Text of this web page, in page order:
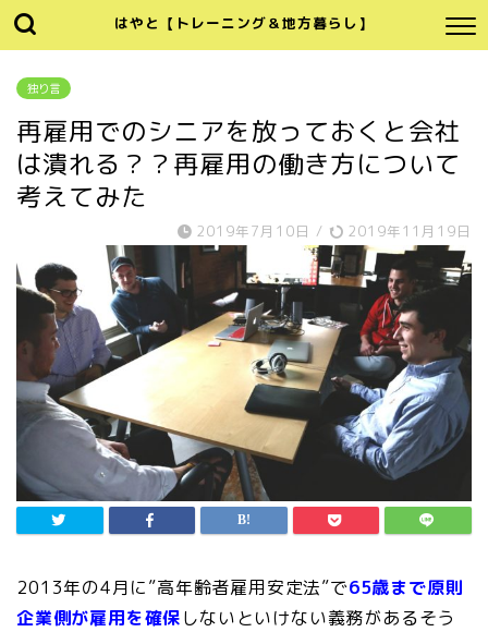
はやと【トレーニング＆地方暮らし】
独り言
再雇用でのシニアを放っておくと会社
は潰れる？？再雇用の働き方について
考えてみた
2019年7月10日 / 2019年11月19日
2013年の4月に”高年齢者雇用安定法”で65歳まで原則
企業側が雇用を確保しないといけない義務があるそう